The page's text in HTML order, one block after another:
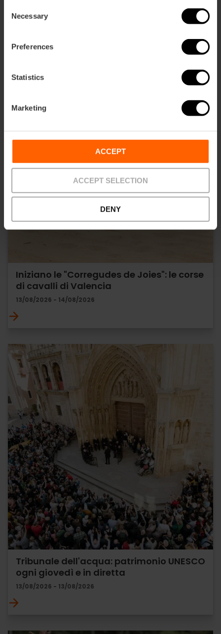
Selection
Necessary
Preferences
Statistics
Marketing
ACCEPT
ACCEPT SELECTION
DENY
Iniziano le "Corregudes de Joies": le corse
di cavalli di Valencia
13/08/2026 - 14/08/2026
Tribunale dell'acqua: patrimonio UNESCO
ogni giovedì e in diretta
13/08/2026 - 13/08/2026